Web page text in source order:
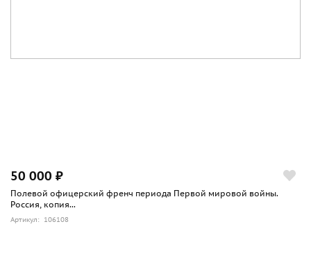
50 000 ₽
Полевой офицерский френч периода Первой мировой войны.
Россия, копия...
Артикул: 106108